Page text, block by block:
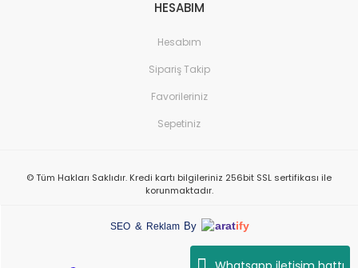
HESABIM
Hesabım
Sipariş Takip
Favorileriniz
Sepetiniz
© Tüm Hakları Saklıdır. Kredi kartı bilgileriniz 256bit SSL sertifikası ile
korunmaktadır.
SEO & Reklam By aratify